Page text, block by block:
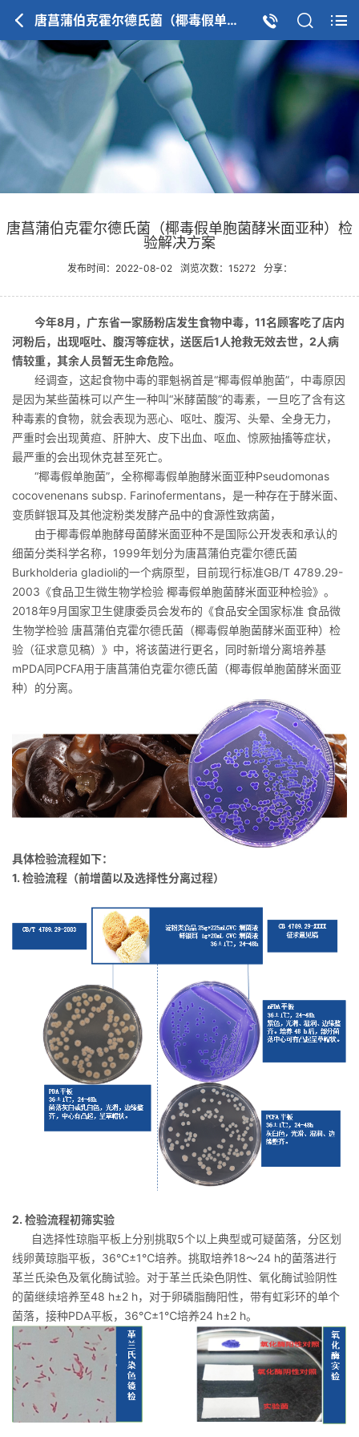
唐菖蒲伯克霍尔德氏菌（椰毒假单胞菌酵米面亚种）检验解决方案
唐菖蒲伯克霍尔德氏菌（椰毒假单胞菌酵米面亚种）检
验解决方案
发布时间：2022-08-02 浏览次数：15272 分享：
今年8月，广东省一家肠粉店发生食物中毒，11名顾客吃了店内
河粉后，出现呕吐、腹泻等症状，送医后1人抢救无效去世，2人病
情较重，其余人员暂无生命危险。
经调查，这起食物中毒的罪魁祸首是“椰毒假单胞菌”，中毒原因
是因为某些菌株可以产生一种叫“米酵菌酸”的毒素，一旦吃了含有这
种毒素的食物，就会表现为恶心、呕吐、腹泻、头晕、全身无力，
严重时会出现黄疸、肝肿大、皮下出血、呕血、惊厥抽搐等症状，
最严重的会出现休克甚至死亡。
“椰毒假单胞菌”，全称椰毒假单胞酵米面亚种Pseudomonas
cocovenenans subsp. Farinofermentans，是一种存在于酵米面、
变质鲜银耳及其他淀粉类发酵产品中的食源性致病菌，
由于椰毒假单胞酵母菌酵米面亚种不是国际公开发表和承认的
细菌分类科学名称，1999年划分为唐菖蒲伯克霍尔德氏菌
Burkholderia gladioli的一个病原型，目前现行标准GB/T 4789.29-
2003《食品卫生微生物学检验 椰毒假单胞菌酵米面亚种检验》。
2018年9月国家卫生健康委员会发布的《食品安全国家标准 食品微
生物学检验 唐菖蒲伯克霍尔德氏菌（椰毒假单胞菌酵米面亚种）检
验（征求意见稿）》中，将该菌进行更名，同时新增分离培养基
mPDA同PCFA用于唐菖蒲伯克霍尔德氏菌（椰毒假单胞菌酵米面亚
种）的分离。
具体检验流程如下：
1. 检验流程（前增菌以及选择性分离过程）
2. 检验流程初筛实验
自选择性琼脂平板上分别挑取5个以上典型或可疑菌落，分区划
线卵黄琼脂平板，36℃±1℃培养。挑取培养18～24 h的菌落进行
革兰氏染色及氧化酶试验。对于革兰氏染色阴性、氧化酶试验阴性
的菌继续培养至48 h±2 h，对于卵磷脂酶阳性，带有虹彩环的单个
菌落，接种PDA平板，36℃±1℃培养24 h±2 h。